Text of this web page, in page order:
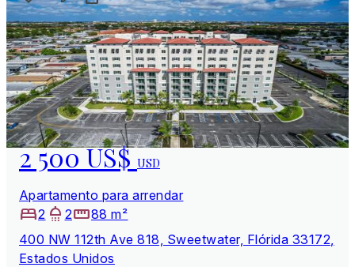
2 500 US$USD
Apartamento para arrendar
2
2
88 m²
400 NW 112th Ave 818, Sweetwater, Flórida 33172,
Estados Unidos